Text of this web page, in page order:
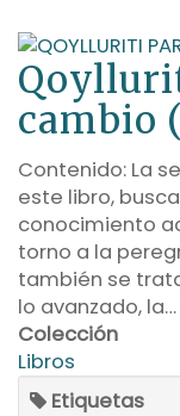
cambio
Contenido: La
este libro,
conocimiento
torno a la
también se
lo avanzado, la…
Colección
Libros
Etiquetas